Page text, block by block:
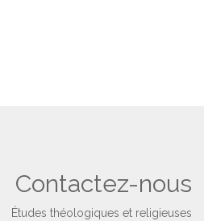
Contactez-nous
Études théologiques et religieuses